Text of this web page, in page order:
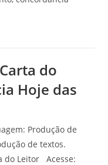
do
Hoje das
Produção de
de textos.
do Leitor Acesse: